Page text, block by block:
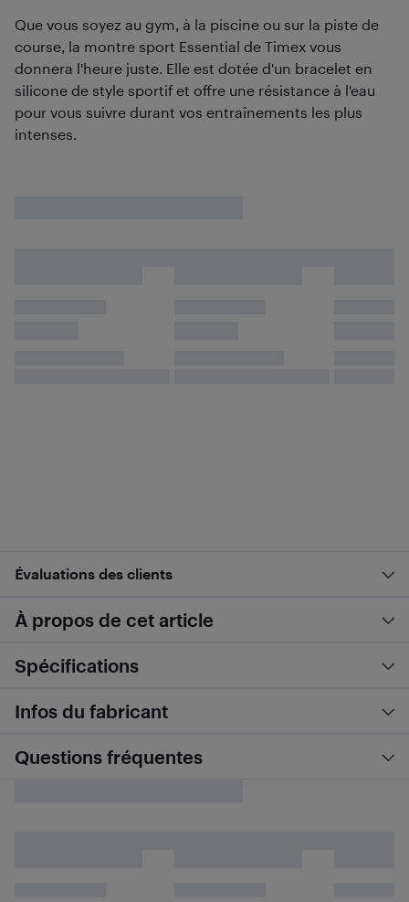
Que vous soyez au gym, à la piscine ou sur la piste de
course, la montre sport Essential de Timex vous
donnera l'heure juste. Elle est dotée d'un bracelet en
silicone de style sportif et offre une résistance à l'eau
pour vous suivre durant vos entraînements les plus
intenses.
Évaluations des clients
À propos de cet article
Spécifications
Infos du fabricant
Questions fréquentes